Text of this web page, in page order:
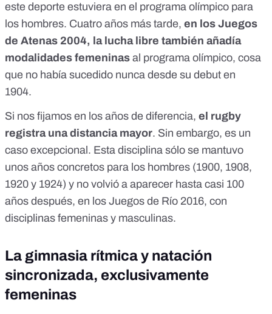
este deporte estuviera en el programa olímpico para
los hombres. Cuatro años más tarde, en los Juegos
de Atenas 2004, la lucha libre también añadía
modalidades femeninas al programa olímpico, cosa
que no había sucedido nunca desde su debut en
1904.
Si nos fijamos en los años de diferencia, el rugby
registra una distancia mayor. Sin embargo, es un
caso excepcional. Esta disciplina sólo se mantuvo
unos años concretos para los hombres (1900, 1908,
1920 y 1924) y no volvió a aparecer hasta casi 100
años después, en los Juegos de Río 2016, con
disciplinas femeninas y masculinas.
La gimnasia rítmica y natación
sincronizada, exclusivamente
femeninas